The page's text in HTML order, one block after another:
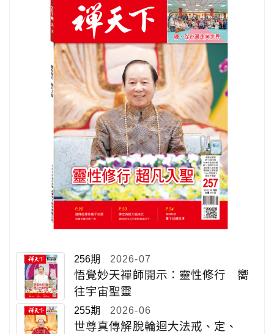
256期 2026-07
悟覺妙天禪師開示：靈性修行 嚮
往宇宙聖靈
255期 2026-06
世尊真傳解脫輪迴大法戒、定、